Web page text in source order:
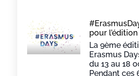
pour
La 9ème
Erasmus
du 13 au 18
Pendant ces